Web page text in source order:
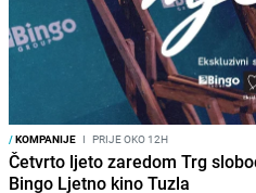
/KOMPANIJE I PRIJE OKO 12H
Četvrto ljeto zaredom Trg
Bingo Ljetno kino Tuzla